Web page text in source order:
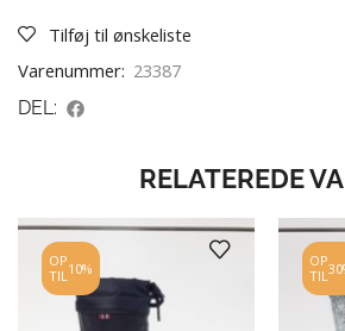
Tilføj til ønskeliste
Varenummer: 23387
DEL:
RELATEREDE
OP
TIL10%
OP
TIL